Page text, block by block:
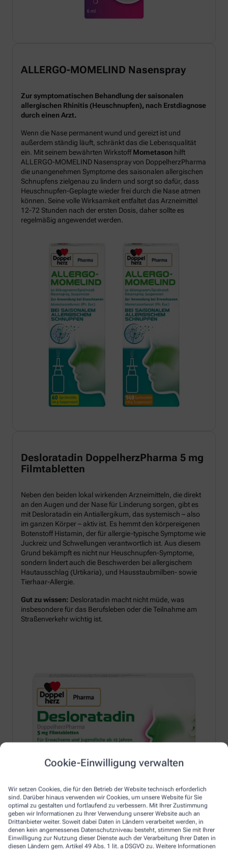
Cookie-Einwilligung verwalten
Wir setzen Cookies, die für den Betrieb der Website technisch erforderlich
sind. Darüber hinaus verwenden wir Cookies, um unsere Website für Sie
optimal zu gestalten und fortlaufend zu verbessern. Mit Ihrer Zustimmung
geben wir Informationen zu Ihrer Verwendung unserer Website auch an
Drittanbieter weiter. Soweit dabei Daten in Ländern verarbeitet werden, in
denen kein angemessenes Datenschutzniveau besteht, stimmen Sie mit Ihrer
Einwilligung zur Nutzung dieser Dienste auch der Verarbeitung Ihrer Daten in
diesen Ländern gem. Artikel 49 Abs. 1 lit. a DSGVO zu. Weitere Informationen
ALLERGO-MOMELIND Nasenspray
Zur symptomatischen Behandlung der saisonalen
allergischen Rhinitis (Heuschnupfen), nach Erstdiagnose
durch einen Arzt.
Wenn die Nase permanent wund und gereizt ist und
außerdem ständig läuft, schränkt das die Lebensqualität
ein. Mit seinem bewährten WirkstoffMometason hilft
ALLERGO-MOMELIND Nasenspray von DoppelherzPharma
die unangenehmen Symptome des saisonalen allergischen
Schnupfens zielgenau zu lindern und sorgt so dafür, dass
Heuschnupfen-Geplagte wieder frei durch die Nase atmen
können. Seine volle Wirksamkeit entfaltet das Arzneimittel
12-72 Stunden nach der ersten Dosis, daher sollte es
regelmäßig angewendet werden.
Desloratadin DoppelherzPharma 5 mg
Filmtabletten
Neben den beiden lokal wirkenden Arzneimitteln, die direkt
an den Augen und der Nase für Linderung sorgen, gibt es
mit Desloratadin ein Antiallergikum, das systemisch – also
im ganzen Körper – aktiv ist. Es hemmt den körpereigenen
Botenstoff Histamin, der für allergie-typische Symptome wie
Juckreiz und Schwellungen verantwortlich ist. Aus diesem
Grund bekämpft es nicht nur Heuschnupfen-Symptome,
sondern lindert auch die Beschwerden bei allergischem
Hautausschlag (Urtikaria), und Hausstaubmilben- sowie
Tierhaar-Allergie.
Gut zu wissen: Desloratadin macht nicht müde, was
insbesondere für das Berufsleben oder die Teilnahme am
Straßenverkehr wichtig ist.
Erfahren Sie mehr unter: